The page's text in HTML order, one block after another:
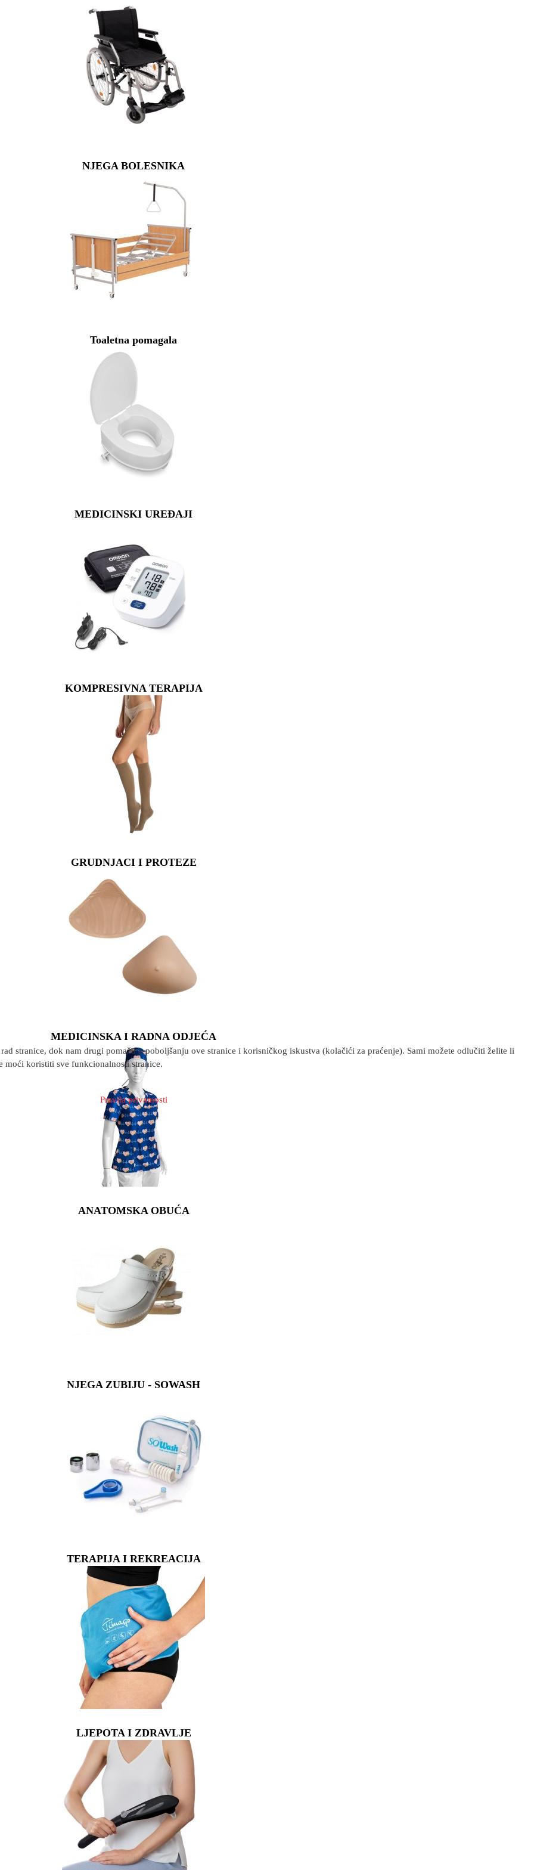
NJEGA BOLESNIKA
Toaletna pomagala
MEDICINSKI UREĐAJI
KOMPRESIVNA TERAPIJA
GRUDNJACI I PROTEZE
MEDICINSKA I RADNA ODJEĆA
ANATOMSKA OBUĆA
NJEGA ZUBIJU - SOWASH
TERAPIJA I REKREACIJA
LJEPOTA I ZDRAVLJE
stranice, dok nam drugi pomažu u poboljšanju ove stranice i korisničkog iskustva (kolačići za praćenje). Sami možete odlučiti želite li
moći koristiti sve funkcionalnosti stranice.
Pravila privatnosti